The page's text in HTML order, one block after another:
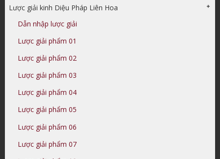
Lược giải kinh Diệu Pháp Liên Hoa
Dẫn nhập lược giải
Lược giải phẩm 01
Lược giải phẩm 02
Lược giải phẩm 03
Lược giải phẩm 04
Lược giải phẩm 05
Lược giải phẩm 06
Lược giải phẩm 07